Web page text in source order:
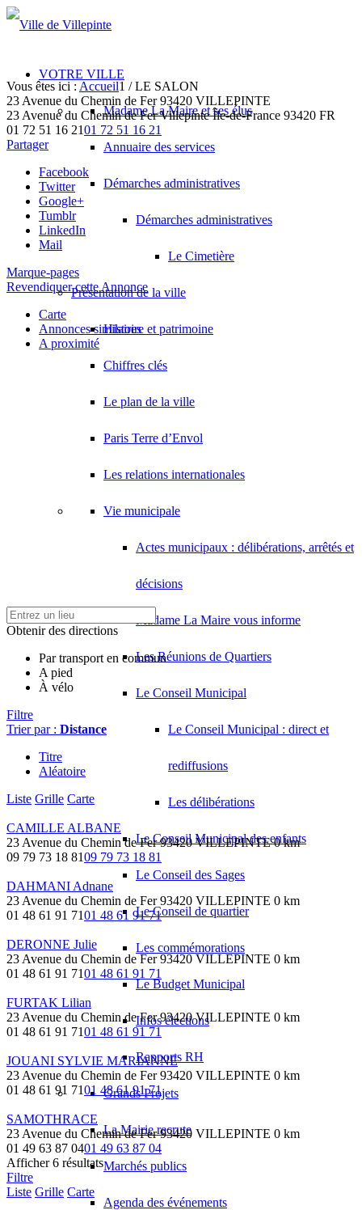
VOTRE VILLE
Madame La Maire et ses élus
Annuaire des services
Démarches administratives
Démarches administratives
Le Cimetière
Présentation de la ville
Histoire et patrimoine
Chiffres clés
Le plan de la ville
Paris Terre d’Envol
Les relations internationales
Vie municipale
Actes municipaux : délibérations, arrêtés et
décisions
Madame La Maire vous informe
Les Réunions de Quartiers
Le Conseil Municipal
Le Conseil Municipal : direct et
rediffusions
Les délibérations
Le Conseil Municipal des enfants
Le Conseil des Sages
Le Conseil de quartier
Les commémorations
Le Budget Municipal
Infos élections
Rapports RH
Grands Projets
La Mairie recrute
Marchés publics
Agenda des événements
Vous êtes ici : Accueil1 / LE SALON
23 Avenue du Chemin de Fer 93420 VILLEPINTE
23 Avenue du Chemin de Fer Villepinte Île-de-France 93420 FR
01 72 51 16 2101 72 51 16 21
Partager
Facebook
Twitter
Google+
Tumblr
LinkedIn
Mail
Marque-pages
Revendiquer cette Annonce
Carte
Annonces similaires
A proximité
Obtenir des directions
Par transport en commun
A pied
À vélo
Filtre
Trier par : Distance
Titre
Aléatoire
Liste Grille Carte
CAMILLE ALBANE
23 Avenue du Chemin de Fer 93420 VILLEPINTE 0 km
09 79 73 18 8109 79 73 18 81
DAHMANI Adnane
23 Avenue du Chemin de Fer 93420 VILLEPINTE 0 km
01 48 61 91 7101 48 61 91 71
DERONNE Julie
23 Avenue du Chemin de Fer 93420 VILLEPINTE 0 km
01 48 61 91 7101 48 61 91 71
FURTAK Lilian
23 Avenue du Chemin de Fer 93420 VILLEPINTE 0 km
01 48 61 91 7101 48 61 91 71
JOUANI SYLVIE MARIANNE
23 Avenue du Chemin de Fer 93420 VILLEPINTE 0 km
01 48 61 91 7101 48 61 91 71
SAMOTHRACE
23 Avenue du Chemin de Fer 93420 VILLEPINTE 0 km
01 49 63 87 0401 49 63 87 04
Afficher 6 résultats
Filtre
Liste Grille Carte